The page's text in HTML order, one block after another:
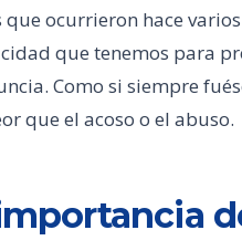
que ocurrieron hace
que tenemos para
Como si siempre
que el acoso o el abuso.